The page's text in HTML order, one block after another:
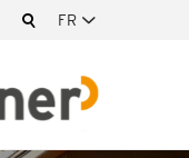
FR